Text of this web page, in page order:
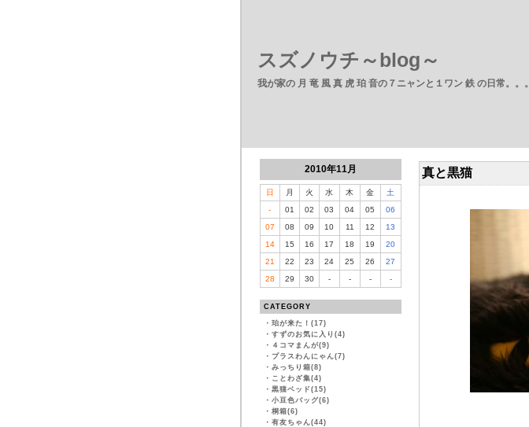
スズノウチ～blog～
我が家の 月 竜 風 真 虎 珀 音の７ニャンと１ワン 鉄 の日常。。。
2010年11月
日 月 火 水 木 金
土
-
01 02 03 04 05
06
07
08 09 10 11 12
13
14
15 16 17 18 19
20
21
22 23 24 25 26
27
28
29 30 - - - -
CATEGORY
・ 珀が来た！(17)
・ すずのお気に入り(4)
・ ４コマまんが(9)
・ プラスわんにゃん(7)
・ みっちり箱(8)
・ ことわざ集(4)
・ 黒猫ベッド(15)
・ 小豆色バッグ(6)
・ 桐箱(6)
・ 有友ちゃん(44)
真と黒猫